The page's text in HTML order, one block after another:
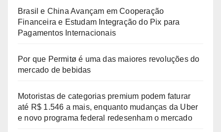
Brasil e China Avançam em Cooperação
Financeira e Estudam Integração do Pix para
Pagamentos Internacionais
Por que Permitø é uma das maiores revoluções do
mercado de bebidas
Motoristas de categorias premium podem faturar
até R$ 1.546 a mais, enquanto mudanças da Uber
e novo programa federal redesenham o mercado